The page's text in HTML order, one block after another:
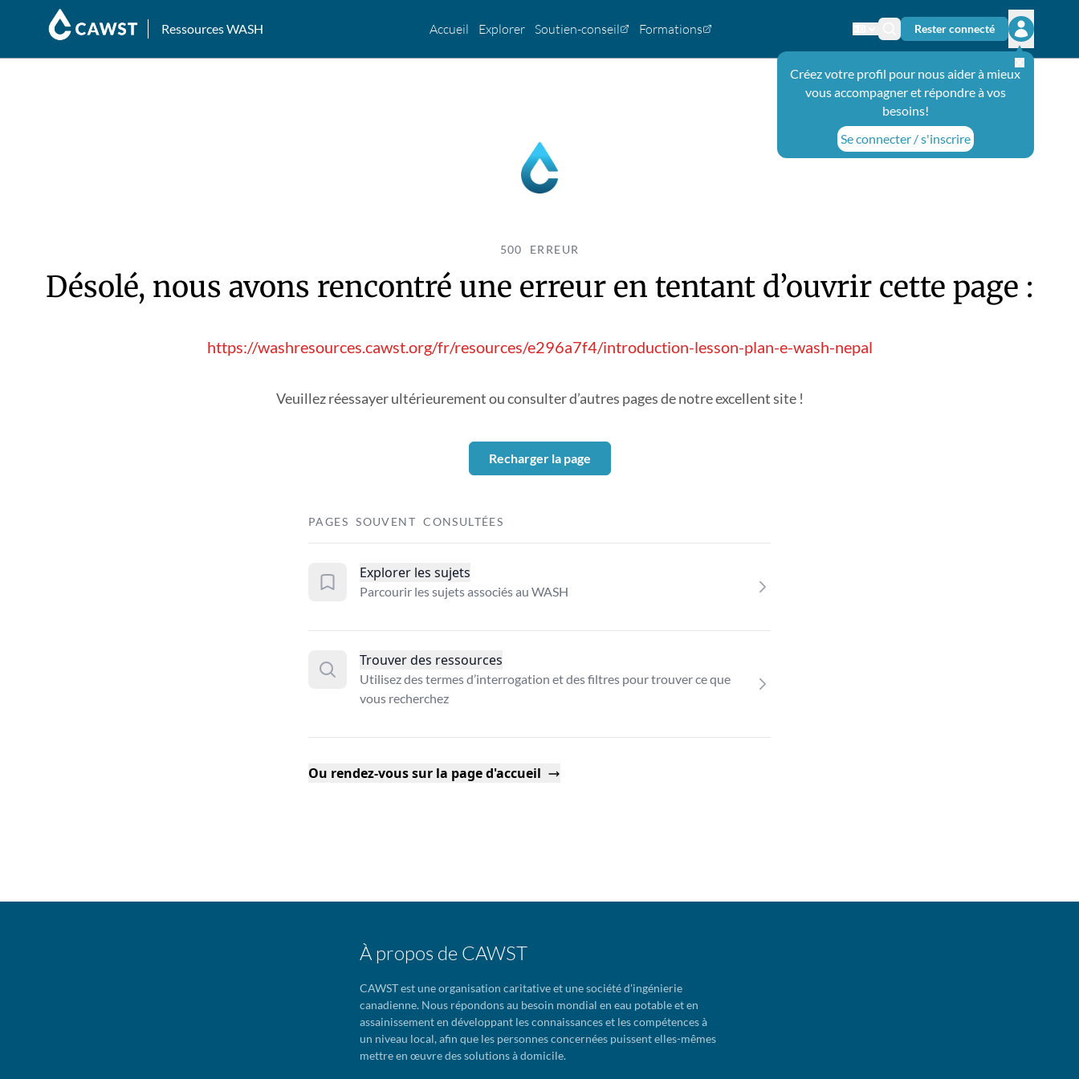
Ressources WASH Accueil Explorer Soutien-conseil Formations Changer de langue
Icône de recherche
Rester connecté
Ouvrir le
Créez votre profil pour nous aider à mieux
vous accompagner et répondre à vos
besoins!
Se connecter / s'inscrire
500 ERREUR
Désolé, nous avons rencontré une erreur en tentant d’ouvrir cette page :
https://washresources.cawst.org/fr/resources/e296a7f4/introduction-lesson-plan-e-wash-nepal
Veuillez réessayer ultérieurement ou consulter d’autres pages de notre excellent site !
Recharger la page
PAGES SOUVENT CONSULTÉES
Explorer les sujets
Parcourir les sujets associés au WASH
Trouver des ressources
Utilisez des termes d’interrogation et des filtres pour trouver ce que
vous recherchez
Ou rendez-vous sur la page d'accueil
À propos de CAWST
CAWST est une organisation caritative et une société d'ingénierie
canadienne. Nous répondons au besoin mondial en eau potable et en
assainissement en développant les connaissances et les compétences à
un niveau local, afin que les personnes concernées puissent elles-mêmes
mettre en œuvre des solutions à domicile.